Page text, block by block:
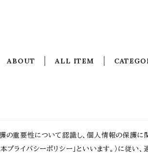
ABOUT ALL ITEM
重要性について認識し、個人情報の保護に
プライバシーポリシー」といいます。）に従い